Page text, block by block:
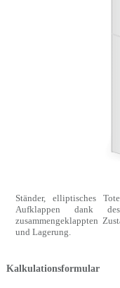
Ständer, elliptisches
Aufklappen dank des
zusammengeklappten
und Lagerung.
Kalkulationsformular